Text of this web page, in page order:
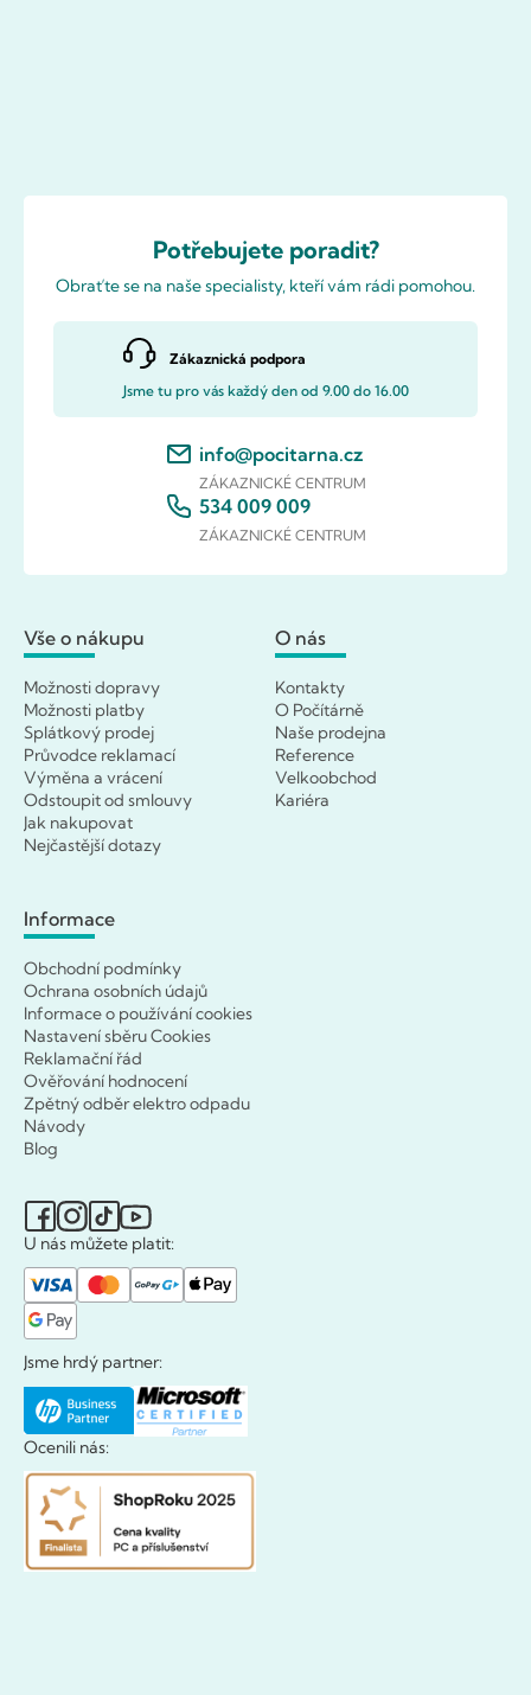
Potřebujete poradit?
Obraťte se na naše specialisty, kteří vám rádi pomohou.
Zákaznická podpora
Jsme tu pro vás každý den od 9.00 do 16.00
info@pocitarna.cz
ZÁKAZNICKÉ CENTRUM
534 009 009
ZÁKAZNICKÉ CENTRUM
Vše o nákupu
Možnosti dopravy
Možnosti platby
Splátkový prodej
Průvodce reklamací
Výměna a vrácení
Odstoupit od smlouvy
Jak nakupovat
Nejčastější dotazy
O nás
Kontakty
O Počítárně
Naše prodejna
Reference
Velkoobchod
Kariéra
Informace
Obchodní podmínky
Ochrana osobních údajů
Informace o používání cookies
Nastavení sběru Cookies
Reklamační řád
Ověřování hodnocení
Zpětný odběr elektro odpadu
Návody
Blog
U nás můžete platit:
Jsme hrdý partner:
Ocenili nás: